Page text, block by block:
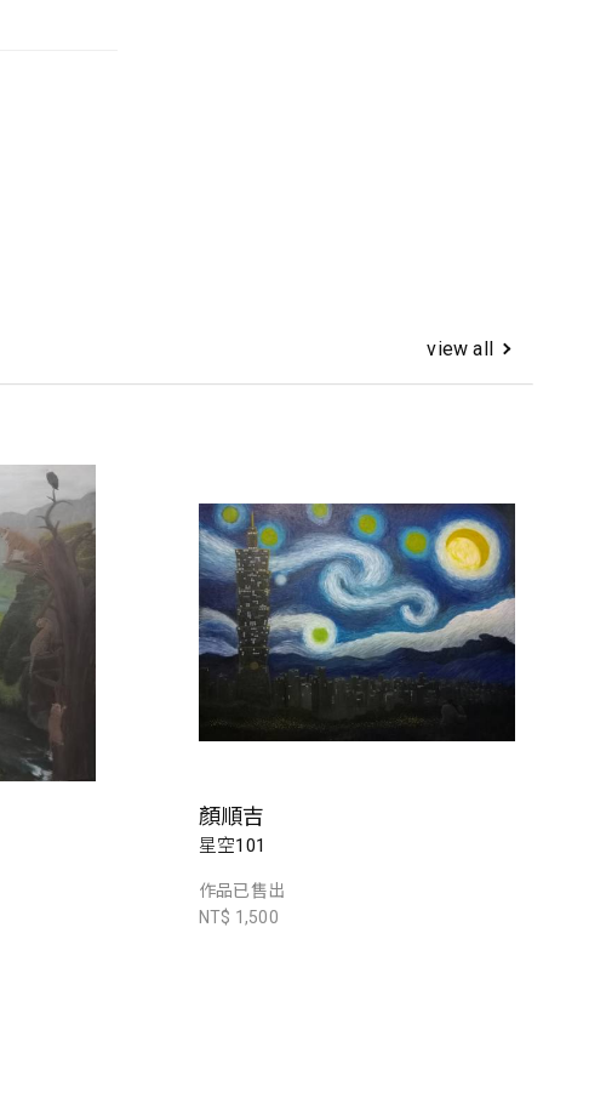
view all
顏順吉
星空101
作品已售出
NT$ 1,500